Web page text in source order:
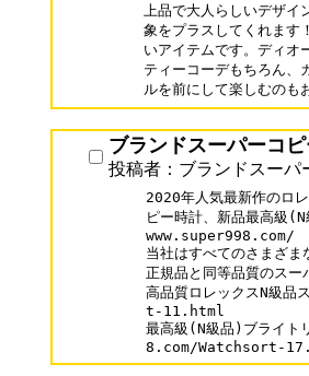
上品で大人らしいデザイ
象をプラスしてくれます
いアイテムです。デ
ティーコーデもちろん、
ブランドスーパーコ
投稿者：ブランドスーパ
2020年人気最新作のロ
ピー時計、新品最高級
www.super998.com/
当社はすべてのさまざ
正規品と同等品質のス
高品質ロレックスN級
t-11.html
最高級(N級品)ブライト